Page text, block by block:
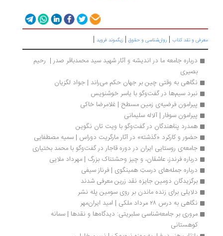
و نقد کتاب|روان‌شناسی و حقوق|زیگموند فروید|
درباره جامعه ما در اندیشه و آثار شهید سید محمدباقر صدر |  رحیم
نگاهی به وقتی چین بر جهان حکم می‌راند | جواد لگزیان
نبرد سیم‌ها در گفت‌وگو با یاسر خوشنویس
پیرامون فرضیه‌ی زمین مسطح | غلامرضا خاکی
پیرامون سوفار | آلاله سلیمانی
همدرد پناهندگان در گفت‌وگو با ویت تان نگوین
حضور و کارکرد «گذشته» در آثار مارگریت دوراس | سمیه مصطفایی
جامعه‌ی روستایی ایران در دوره قاجار در گفت‌وگو با محمد بختیاری
درباره فرندز، عاشقان، و چیز وحشتناک بزرگ | مهرداد ملایی
درباره جمله‌های درستِ همینگوی | فرناز سیفی
برگزیدگان دومین جایزه نقد زرین معرفی شدند
دلایلی برای زنده ماندن بر روی سومین پله نشر
نگاهی به درس ۲۸ مرداد ملکی | امید ایران‌مهر
مروری بر جامعه‌شناسی سلبریتی: دیدگاه‌ها و نقدها | سمانه
کوهستانی